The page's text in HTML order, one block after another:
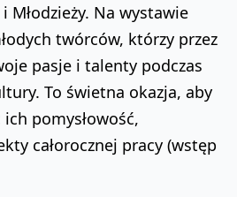
Młodzieży. Na wystawie
twórców, którzy przez
pasje i talenty podczas
To świetna okazja, aby
pomysłowość,
całorocznej pracy (wstęp